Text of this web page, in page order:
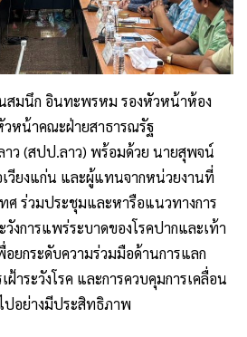
สมนึก อินทะพรหม รองหัวหน้าห้อง
หน้าคณะฝ่ายสาธารณรัฐ
ว (สปป.ลาว) พร้อมด้วย นายสุพจน์
วียงแก่น และผู้แทนจากหน่วยงานที่
ศ ร่วมประชุมและหารือแนวทางการ
งการแพร่ระบาดของโรคปากและเท้า
ยกระดับความร่วมมือด้านการแลก
าระวังโรค และการควบคุมการเคลื่อน
อย่างมีประสิทธิภาพ